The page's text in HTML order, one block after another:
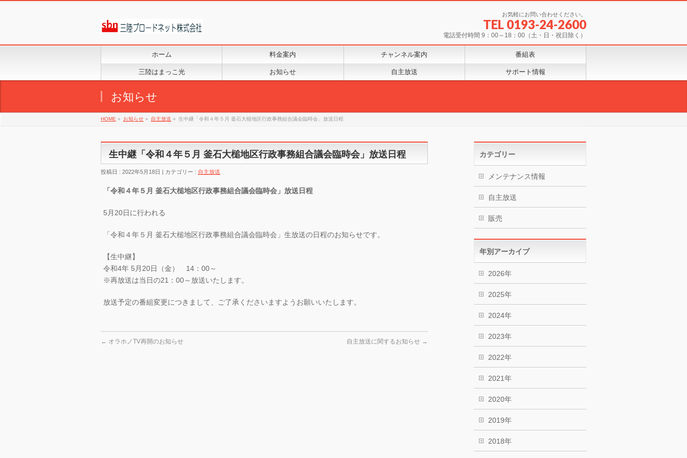
お気軽にお問い合わせください。
TEL 0193-24-2600
電話受付時間 9：00～18：00（土・日・祝日除く）
ホーム 料金案内 チャンネル案内 番組表
三陸はまっこ光 お知らせ 自主放送 サポート情報
お知らせ
HOME » お知らせ » 自主放送 » 生中継「令和４年５月 釜石大槌地区行政事務組合議会臨時会」放送日程
生中継「令和４年５月 釜石大槌地区行政事務組合議会臨時会」放送日程
投稿日 : 2022年5月18日 カテゴリー : 自主放送
「令和４年５月 釜石大槌地区行政事務組合議会臨時会」放送日程
5月20日に行われる
「令和４年５月 釜石大槌地区行政事務組合議会臨時会」生放送の日程のお知らせです。
【生中継】
令和4年 5月20日（金） 14：00～
※再放送は当日の21：00～放送いたします。
放送予定の番組変更につきまして、ご了承くださいますようお願いいたします。
← オラホノTV再開のお知らせ 自主放送に関するお知らせ →
カテゴリー
メンテナンス情報
自主放送
販売
年別アーカイブ
2026年
2025年
2024年
2023年
2022年
2021年
2020年
2019年
2018年